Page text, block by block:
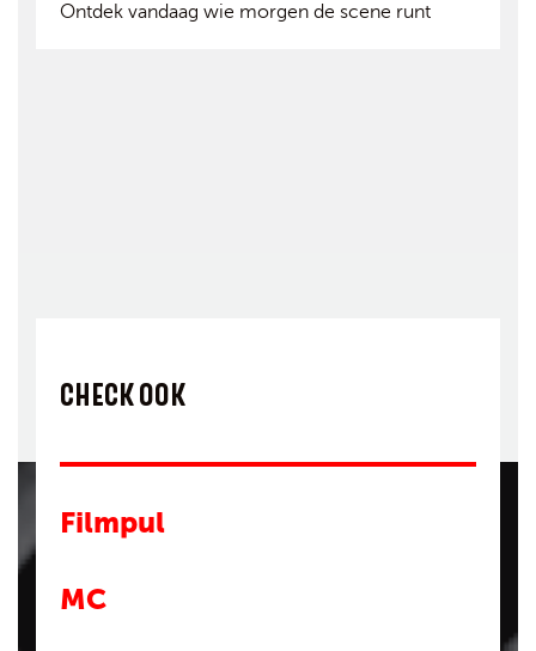
Ontdek vandaag wie morgen de scene runt
CHECK OOK
Filmpul
MC